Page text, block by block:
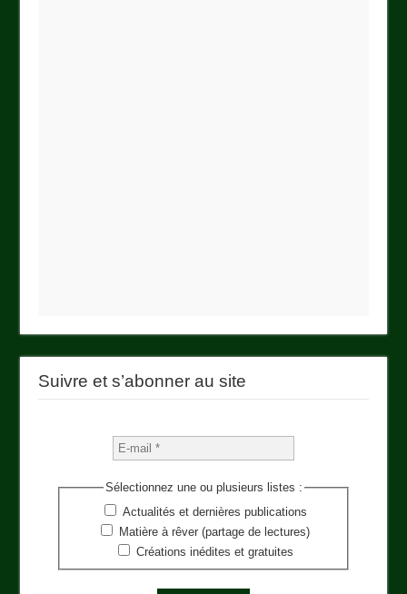
Suivre et s’abonner au site
Sélectionnez une ou plusieurs listes :
Actualités et dernières publications
Matière à rêver (partage de lectures)
Créations inédites et gratuites